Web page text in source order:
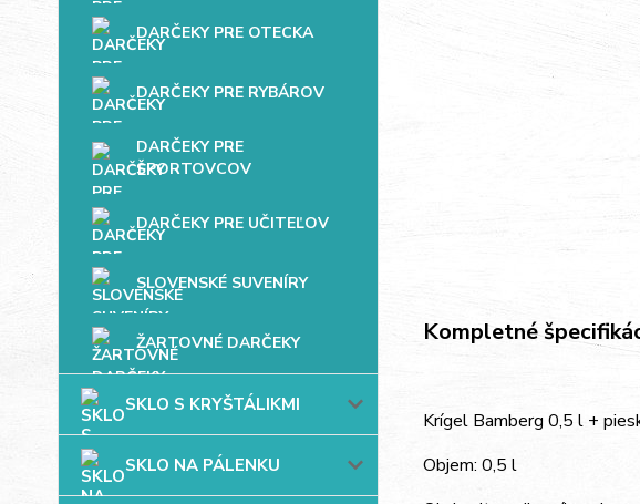
DARČEKY PRE OTECKA
DARČEKY PRE RYBÁROV
DARČEKY PRE
ŠPORTOVCOV
DARČEKY PRE UČITEĽOV
SLOVENSKÉ SUVENÍRY
ŽARTOVNÉ DARČEKY
SKLO S KRYŠTÁLIKMI
SKLO NA PÁLENKU
Kompletné
Krígel Bamberg 0,5 l +
Objem: 0,5 l